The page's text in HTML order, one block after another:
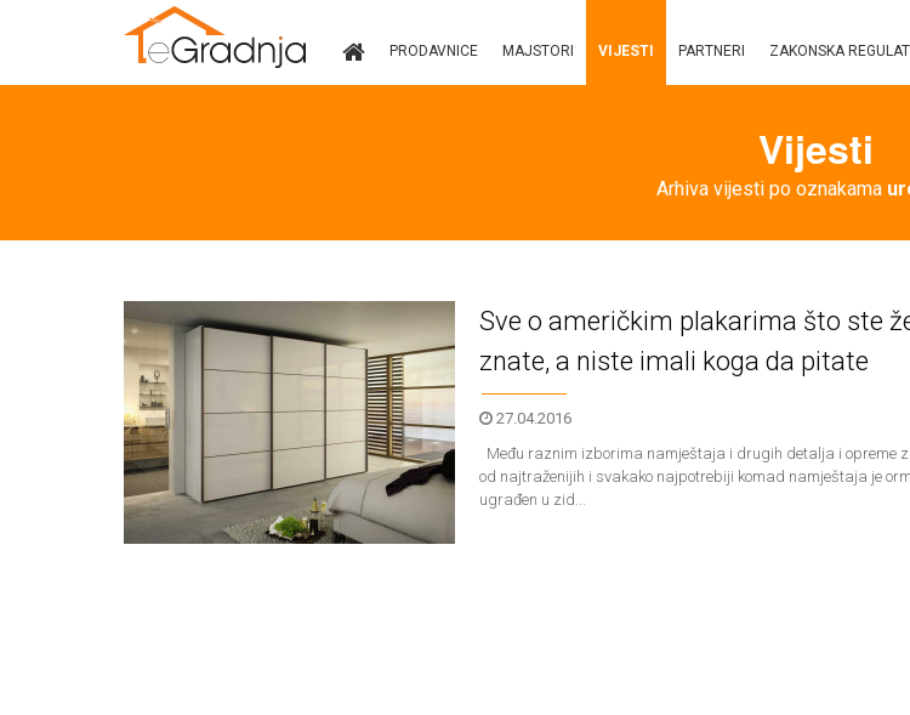
PRODAVNICE MAJSTORI VIJESTI PARTNERI ZAKONSKA
Vijesti
Arhiva vijesti po oznakama
Sve o američkim plakarima što ste
znate, a niste imali koga da pitate
27.04.2016
Među raznim izborima namještaja i drugih detalja i opreme
od najtraženijih i svakako najpotrebiji komad namještaja je
ugrađen u zid...